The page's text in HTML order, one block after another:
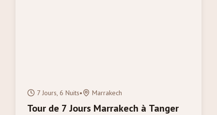
7 Jours, 6 Nuits• Marrakech
Tour de 7 Jours Marrakech à Tanger